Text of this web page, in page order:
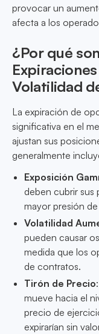
provocar un
afecta a los
¿Por qué
Volatilidad
La expiración de
significativa en el
ajustan sus
generalmente
Exposición
deben cubrir sus
mayor presión
Volatilidad
pueden causar
medida que los
de contratos.
Tirón de Precio
mueve hacia el
precio de
expirarían sin